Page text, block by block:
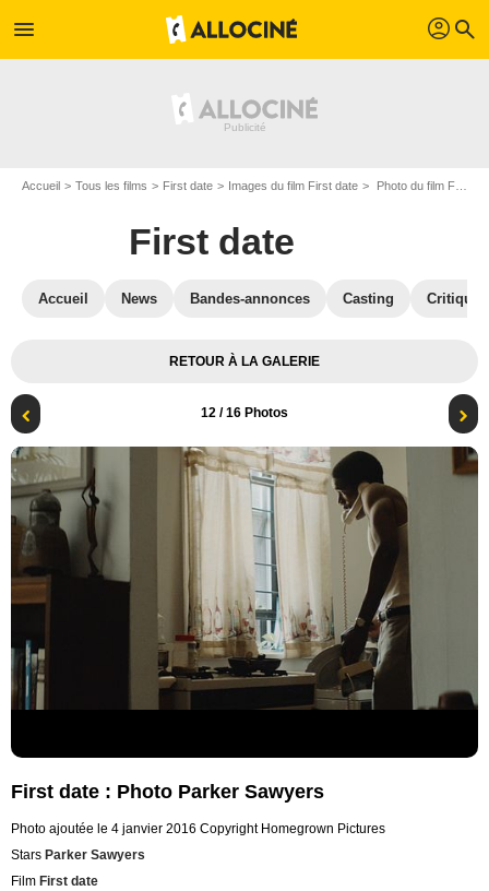
menu profil search
Accueil Tous les films First date Images du film First date Photo du film First date - Photo 12
First date
Accueil News Bandes-annonces Casting
RETOUR À LA GALERIE
12 / 16 Photos
First date : Photo Parker Sawyers
Photo ajoutée le 4 janvier 2016 Copyright Homegrown Pictures
Stars Parker Sawyers
Film First date